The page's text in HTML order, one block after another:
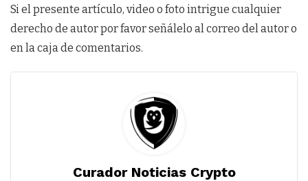
Si el presente artículo, video o foto intrigue cualquier
derecho de autor por favor señálelo al correo del autor o
en la caja de comentarios.
Curador Noticias Crypto